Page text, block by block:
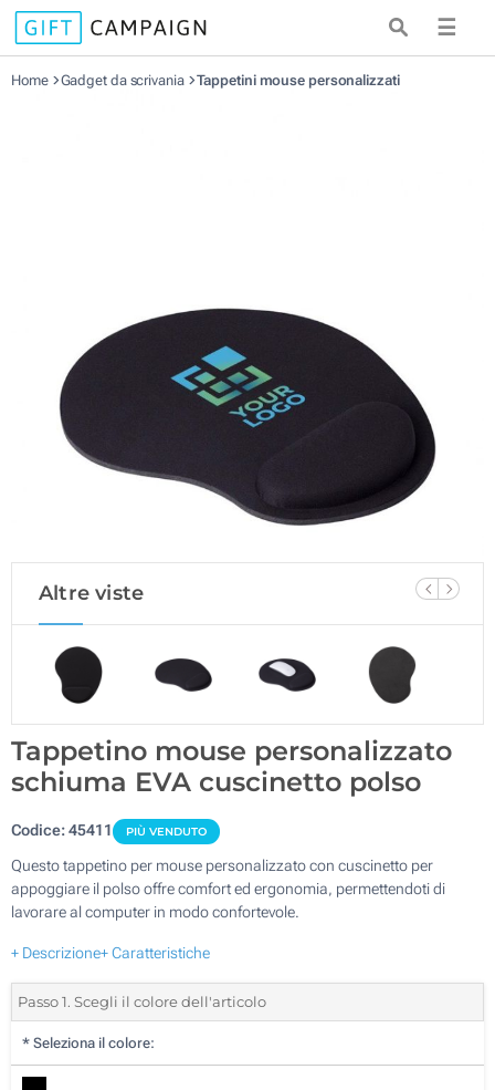
☰
Home Gadget da scrivania Tappetini mouse personalizzati
Altre viste
Tappetino mouse personalizzato
schiuma EVA cuscinetto polso
Codice:45411 PIÙ VENDUTO
Questo tappetino per mouse personalizzato con cuscinetto per
appoggiare il polso offre comfort ed ergonomia, permettendoti di
lavorare al computer in modo confortevole.
+ Descrizione+ Caratteristiche
Passo 1. Scegli il colore dell'articolo
* Seleziona il colore: